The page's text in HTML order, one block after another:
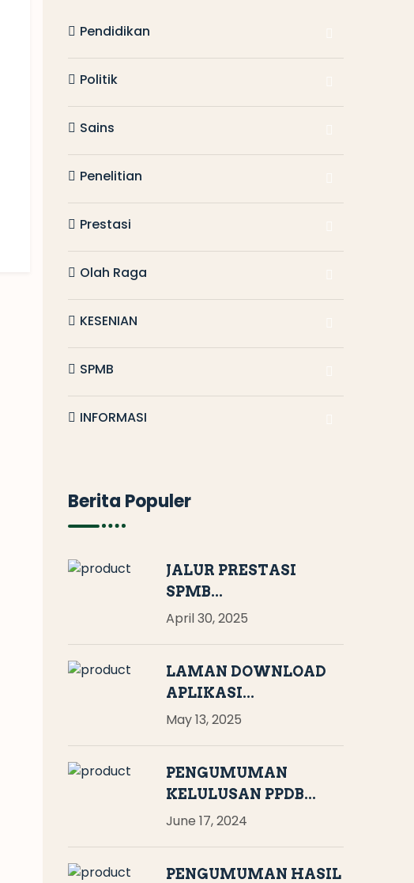
Pendidikan
Politik
Sains
Penelitian
Prestasi
Olah Raga
KESENIAN
SPMB
INFORMASI
Berita Populer
JALUR PRESTASI
SPMB...
April 30, 2025
LAMAN DOWNLOAD
APLIKASI...
May 13, 2025
PENGUMUMAN
KELULUSAN PPDB...
June 17, 2024
PENGUMUMAN HASIL